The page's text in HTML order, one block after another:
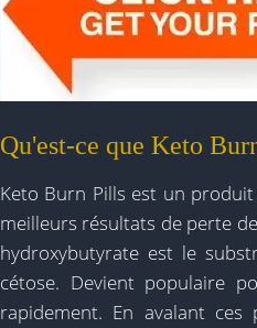
Qu'est-ce que Keto
Keto Burn Pills est un
meilleurs résultats de perte
hydroxybutyrate est le
cétose. Devient populaire
rapidement. En avalant